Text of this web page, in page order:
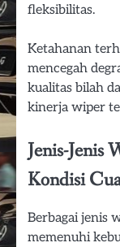
fleksibilitas.
Ketahanan
mencegah
kualitas bilah
kinerja wiper
Jenis-Jenis
Kondisi
Berbagai jenis
memenuhi